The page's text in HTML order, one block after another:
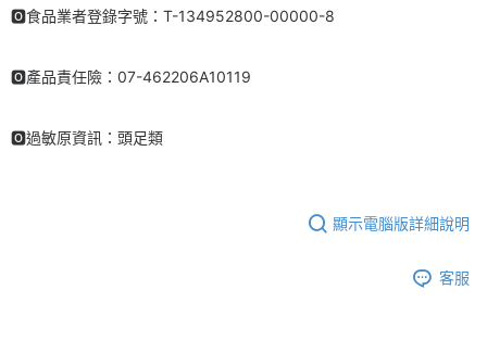
🅾食品業者登錄字號：T-134952800-00000-8
🅾產品責任險：07-462206A10119
🅾過敏原資訊：頭足類
顯示電腦版詳細說明
客服